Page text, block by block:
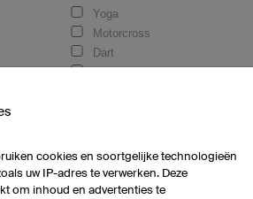
Yoga
Motorcross
Dart
Roeien
cookies en soortgelijke technologieën
uw IP-adres te verwerken. Deze
om inhoud en advertenties te